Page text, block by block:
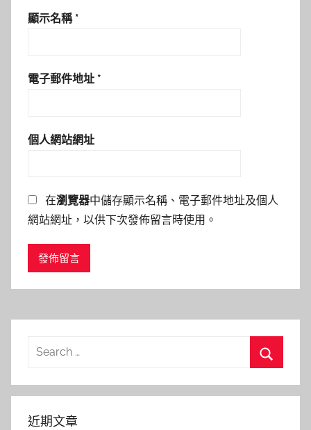
顯示名稱 *
電子郵件地址 *
個人網站網址
在瀏覽器中儲存顯示名稱、電子郵件地址及個人
網站網址，以供下次發佈留言時使用。
Search
近期文章